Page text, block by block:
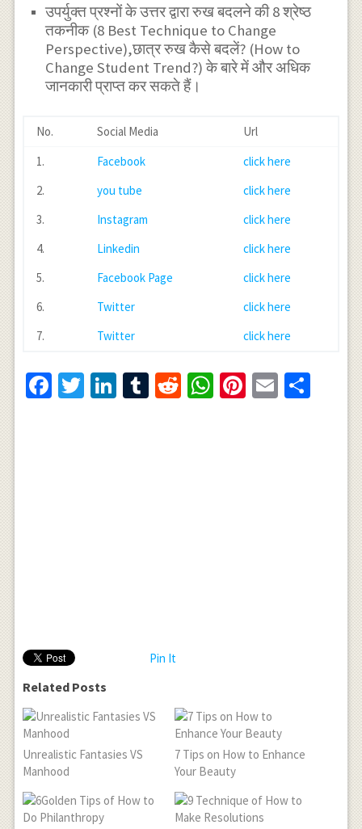
उपर्युक्त प्रश्नों के उत्तर द्वारा रुख बदलने की 8 श्रेष्ठ
तकनीक (8 Best Technique to Change
Perspective),छात्र रुख कैसे बदलें? (How to
Change Student Trend?) के बारे में और अधिक
जानकारी प्राप्त कर सकते हैं।
No. Social Media
Url
1.
Facebook
click here
2.
you tube
click here
3.
Instagram
click here
4.
Linkedin
click here
5.
Facebook Page
click here
6.
Twitter
click here
7.
Twitter click here
Facebook
Twitter
LinkedIn
Tumblr
RedditWhatsApp
Pinterest
Email
Pin It
Related Posts
Unrealistic Fantasies VS
Manhood
7 Tips on How to Enhance
Your Beauty